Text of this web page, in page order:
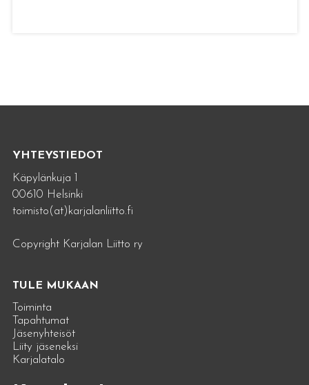
YHTEYSTIEDOT
Käpylänkuja 1
00610 Helsinki
toimisto(at)karjalanliitto.fi
Copyright Karjalan Liitto ry
TULE MUKAAN
Toiminta
Tapahtumat
Jäsenyhteisöt
Liity jäseneksi
Karjalatalo